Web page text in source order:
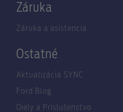
Záruka
Záruka a asistencia
Ostatné
Aktualizácia SYNC
Ford Blog
Diely a Príslušenstvo